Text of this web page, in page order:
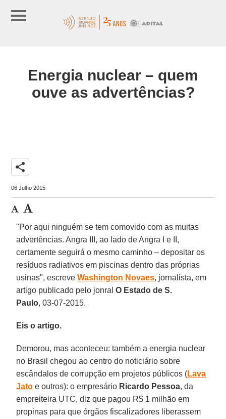
Energia nuclear – quem
ouve as advertências?
share
06 Julho 2015
"Por aqui ninguém se tem comovido com as muitas
advertências. Angra III, ao lado de Angra I e II,
certamente seguirá o mesmo caminho – depositar os
resíduos radiativos em piscinas dentro das próprias
usinas", escreveWashington Novaes, jornalista, em
artigo publicado pelo jonralO Estado de S.
Paulo, 03-07-2015.
Eis o artigo.
Demorou, mas aconteceu: também a energia nuclear
no Brasil chegou ao centro do noticiário sobre
escândalos de corrupção em projetos públicos (Lava
Jato e outros): o empresário Ricardo Pessoa, da
empreiteira UTC, diz que pagou R$ 1 milhão em
propinas para que órgãos fiscalizadores liberassem